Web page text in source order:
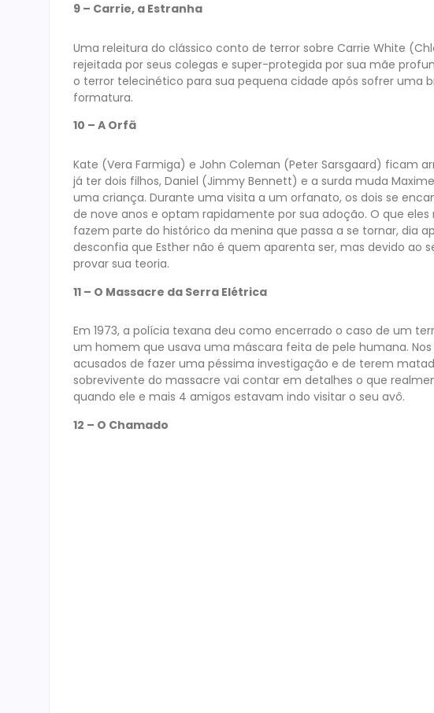
9 – Carrie, a Estranha
Uma releitura do clássico conto de terror sobre Carrie White
rejeitada por seus colegas e super-protegida por sua mãe
o terror telecinético para sua pequena cidade após sofrer uma
formatura.
10 – A Orfã
Kate (Vera Farmiga) e John Coleman (Peter Sarsgaard) ficam
já ter dois filhos, Daniel (Jimmy Bennett) e a surda muda
uma criança. Durante uma visita a um orfanato, os dois se
de nove anos e optam rapidamente por sua adoção. O que
fazem parte do histórico da menina que passa a se tornar, dia
desconfia que Esther não é quem aparenta ser, mas devido ao
provar sua teoria.
11 – O Massacre da Serra Elétrica
Em 1973, a polícia texana deu como encerrado o caso de um
um homem que usava uma máscara feita de pele humana.
acusados de fazer uma péssima investigação e de terem
sobrevivente do massacre vai contar em detalhes o que
quando ele e mais 4 amigos estavam indo visitar o seu avô.
12 – O Chamado